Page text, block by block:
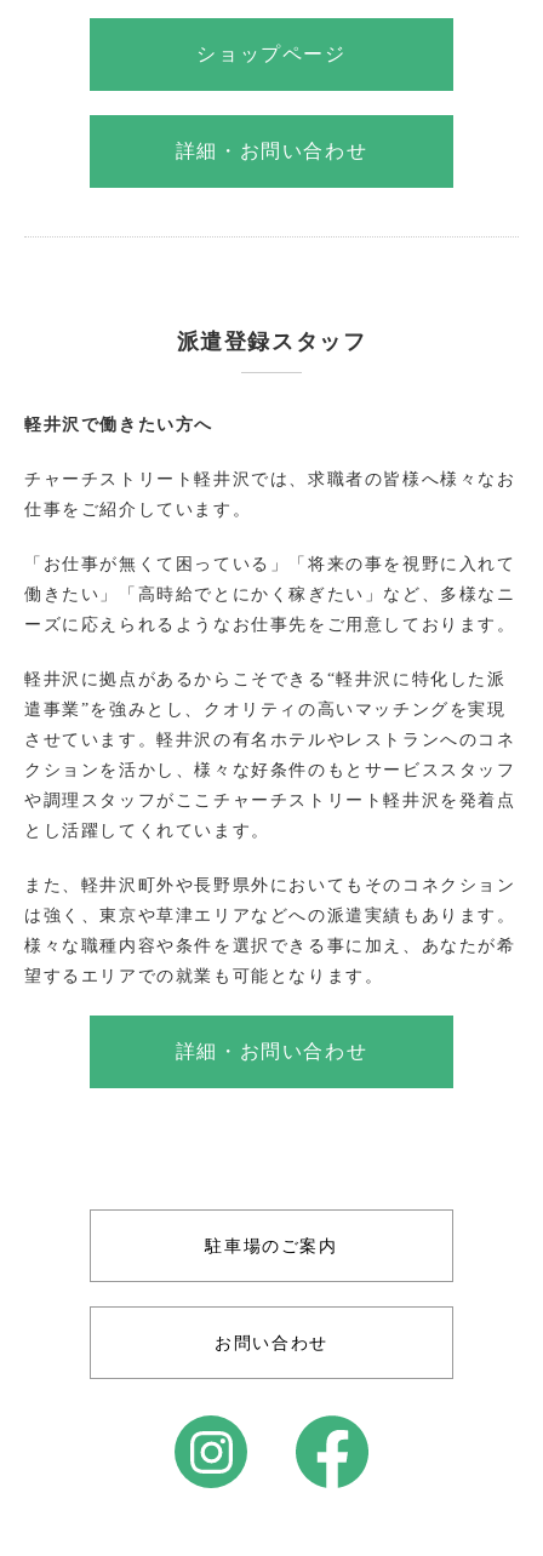
ショップページ
詳細・お問い合わせ
派遣登録スタッフ
軽井沢で働きたい方へ
チャーチストリート軽井沢では、求職者の皆様へ様々なお
仕事をご紹介しています。
「お仕事が無くて困っている」「将来の事を視野に入れて
働きたい」「高時給でとにかく稼ぎたい」など、多様なニ
ーズに応えられるようなお仕事先をご用意しております。
軽井沢に拠点があるからこそできる“軽井沢に特化した派
遣事業”を強みとし、クオリティの高いマッチングを実現
させています。軽井沢の有名ホテルやレストランへのコネ
クションを活かし、様々な好条件のもとサービススタッフ
や調理スタッフがここチャーチストリート軽井沢を発着点
とし活躍してくれています。
また、軽井沢町外や長野県外においてもそのコネクション
は強く、東京や草津エリアなどへの派遣実績もあります。
様々な職種内容や条件を選択できる事に加え、あなたが希
望するエリアでの就業も可能となります。
詳細・お問い合わせ
駐車場のご案内
お問い合わせ